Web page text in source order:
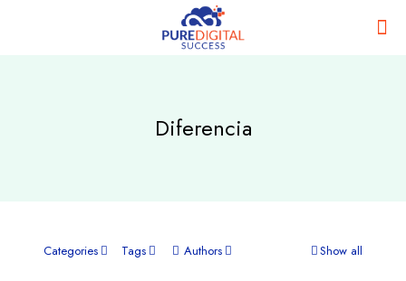
Diferencia
Categories Tags Authors Show all